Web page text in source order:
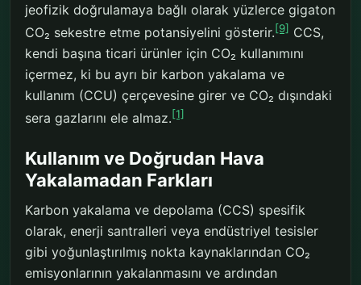
jeofizik doğrulamaya bağlı olarak yüzlerce gigaton
CO₂ sekestre etme potansiyelini gösterir.[9] CCS,
kendi başına ticari ürünler için CO₂ kullanımını
içermez, ki bu ayrı bir karbon yakalama ve
kullanım (CCU) çerçevesine girer ve CO₂ dışındaki
sera gazlarını ele almaz.[1]
Kullanım ve Doğrudan Hava
Yakalamadan Farkları
Karbon yakalama ve depolama (CCS) spesifik
olarak, enerji santralleri veya endüstriyel tesisler
gibi yoğunlaştırılmış nokta kaynaklarından CO₂
emisyonlarının yakalanmasını ve ardından